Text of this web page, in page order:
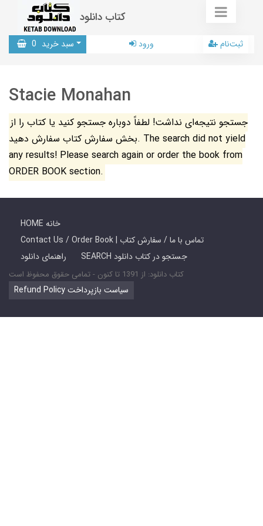
کتاب دانلود
سبد خرید 0 ورود ثبت‌نام
Stacie Monahan
جستجو نتیجه‌ای نداشت! لطفاً دوباره جستجو کنید یا کتاب را از
بخش سفارش کتاب سفارش دهید. The search did not yield
any results! Please search again or order the book from
ORDER BOOK section.
HOME خانه
Contact Us / Order Book | تماس با ما / سفارش کتاب
راهنمای دانلود
SEARCH جستجو در کتاب دانلود
کتاب دانلود: از 1391 تا کنون - تمامی حقوق محفوظ است
Refund Policy سیاست بازپرداخت